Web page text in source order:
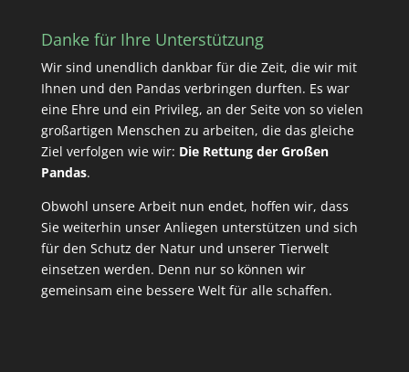
Danke für Ihre Unterstützung
Wir sind unendlich dankbar für die Zeit, die wir mit
Ihnen und den Pandas verbringen durften. Es war
eine Ehre und ein Privileg, an der Seite von so vielen
großartigen Menschen zu arbeiten, die das gleiche
Ziel verfolgen wie wir: Die Rettung der Großen
Pandas.
Obwohl unsere Arbeit nun endet, hoffen wir, dass
Sie weiterhin unser Anliegen unterstützen und sich
für den Schutz der Natur und unserer Tierwelt
einsetzen werden. Denn nur so können wir
gemeinsam eine bessere Welt für alle schaffen.